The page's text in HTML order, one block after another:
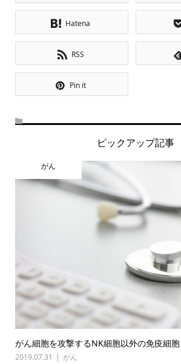
Hatena
RSS
Pin it
ピックアップ記事
がん
がん細胞を攻撃するNK細胞以外の免疫細胞
2019.07.31 がん